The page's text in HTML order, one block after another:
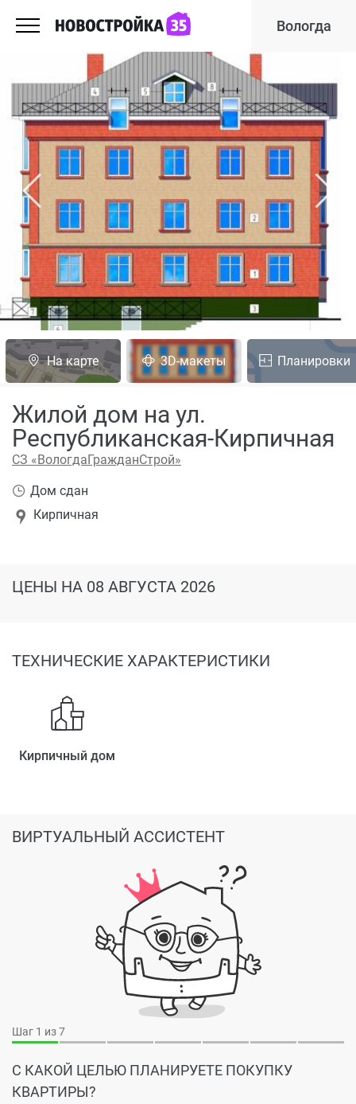
Вологда
На карте 3D-макеты Планировки
Жилой дом на ул.
Республиканская-Кирпичная
СЗ «ВологдаГражданСтрой»
Кирпичная
Дом сдан
ЦЕНЫ НА 08 АВГУСТА 2026
ТЕХНИЧЕСКИЕ ХАРАКТЕРИСТИКИ
Кирпичный дом
Шаг 1 из 7
С КАКОЙ ЦЕЛЬЮ ПЛАНИРУЕТЕ ПОКУПКУ
КВАРТИРЫ?
ВИРТУАЛЬНЫЙ АССИСТЕНТ